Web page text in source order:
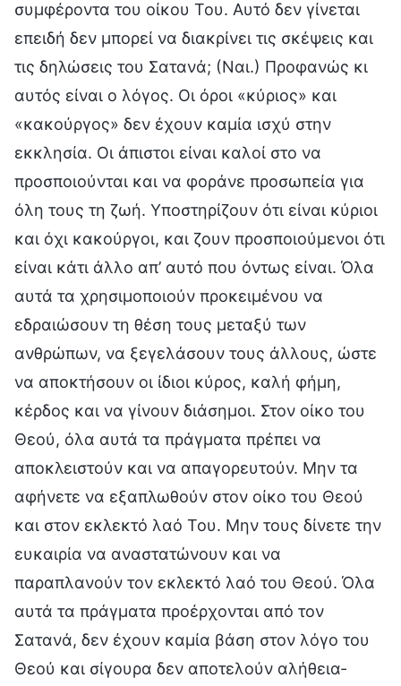
συμφέροντα του οίκου Του. Αυτό δεν γίνεται
επειδή δεν μπορεί να διακρίνει τις σκέψεις και
τις δηλώσεις του Σατανά; (Ναι.) Προφανώς κι
αυτός είναι ο λόγος. Οι όροι «κύριος» και
«κακούργος» δεν έχουν καμία ισχύ στην
εκκλησία. Οι άπιστοι είναι καλοί στο να
προσποιούνται και να φοράνε προσωπεία για
όλη τους τη ζωή. Υποστηρίζουν ότι είναι κύριοι
και όχι κακούργοι, και ζουν προσποιούμενοι ότι
είναι κάτι άλλο απ’ αυτό που όντως είναι. Όλα
αυτά τα χρησιμοποιούν προκειμένου να
εδραιώσουν τη θέση τους μεταξύ των
ανθρώπων, να ξεγελάσουν τους άλλους, ώστε
να αποκτήσουν οι ίδιοι κύρος, καλή φήμη,
κέρδος και να γίνουν διάσημοι. Στον οίκο του
Θεού, όλα αυτά τα πράγματα πρέπει να
αποκλειστούν και να απαγορευτούν. Μην τα
αφήνετε να εξαπλωθούν στον οίκο του Θεού
και στον εκλεκτό λαό Του. Μην τους δίνετε την
ευκαιρία να αναστατώνουν και να
παραπλανούν τον εκλεκτό λαό του Θεού. Όλα
αυτά τα πράγματα προέρχονται από τον
Σατανά, δεν έχουν καμία βάση στον λόγο του
Θεού και σίγουρα δεν αποτελούν αλήθεια-